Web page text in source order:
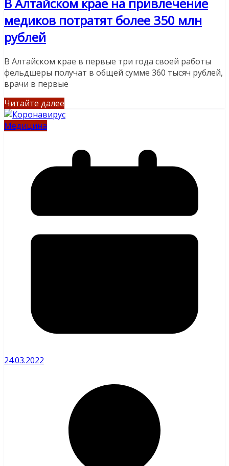
В Алтайском крае на привлечение
медиков потратят более 350 млн
рублей
В Алтайском крае в первые три года своей работы
фельдшеры получат в общей сумме 360 тысяч рублей,
врачи в первые
Читайте далее
Медицина
24.03.2022